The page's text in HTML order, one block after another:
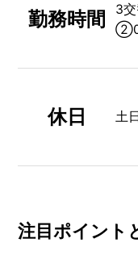
勤務時間
3
休日 土
注⽬ポイント